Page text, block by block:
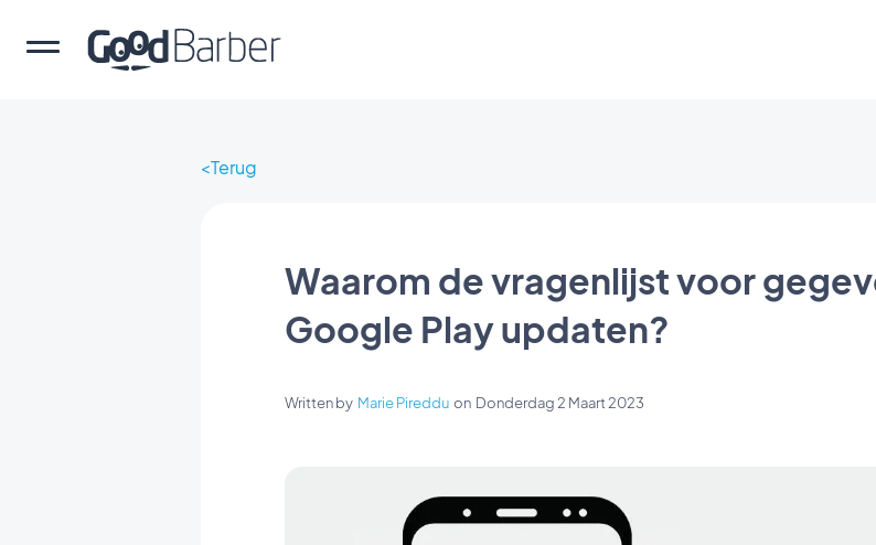
Terug
Waarom de vragenlijst voor
Google Play updaten?
Written by Marie Pireddu on Donderdag 2 Maart 2023